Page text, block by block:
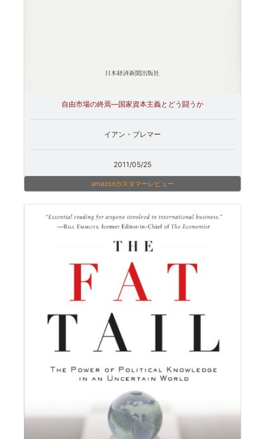
自由市場の終焉―国家資本主義とどう闘うか
イアン・ブレマー
2011/05/25
amazonカスタマーレビュー